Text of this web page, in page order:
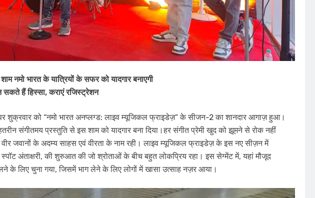
नमो भारत के यात्रियों के सफर को यादगार बनाएगी
सकते हैं हिस्सा, कराएं रजिस्ट्रेशन
शुक्रवार को “नमो भारत अनप्लग्ड: लाइव म्यूजिकल फ्राइडेज़” के सीजन-2 का शानदार आगाज़ हुआ।
संगीतमय प्रस्तुति से इस शाम को यादगार बना दिया।हर संगीत प्रेमी खुद को झूमने से रोक नहीं
जवानों के अदम्य साहस एवं वीरता के नाम रही। लाइव म्यूजिकल फ्राइडेज़ के इस नए सीज़न में
अंताक्षरी, की शुरुआत की जो श्रोताओं के बीच बहुत लोकप्रिय रहा। इस सेग्मेंट में, यहां मौजूद
के लिए चुना गया, जिसमें भाग लेने के लिए लोगों में खासा उत्साह नज़र आया।